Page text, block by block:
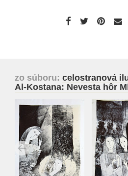
zo súboru: celostranová
Al-Kostana: Nevesta hôr